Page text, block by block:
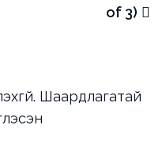
of 3)
Шаардлагатай